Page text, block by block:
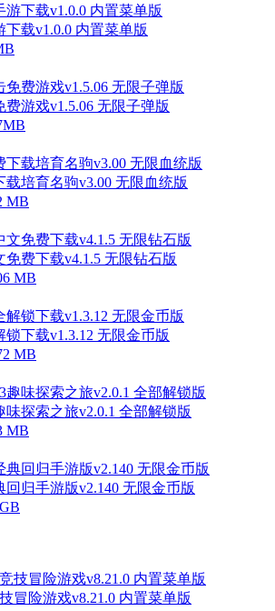
载v1.0.0 内置菜单版
游戏v1.5.06 无限子弹版
培育名驹v3.00 无限血统版
MB
费下载v4.1.5 无限钻石版
MB
下载v1.3.12 无限金币版
MB
味探索之旅v2.0.1 全部解锁版
MB
归手游版v2.140 无限金币版
冒险游戏v8.21.0 内置菜单版